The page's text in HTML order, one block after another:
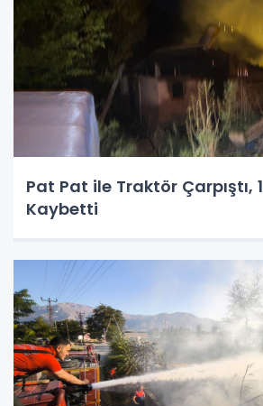
Pat Pat ile Traktör Çarpıştı,
Kaybetti